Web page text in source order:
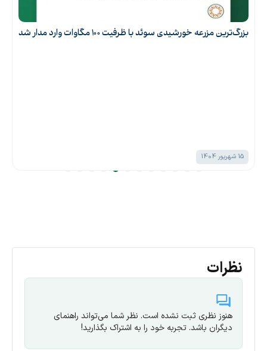
بزرگ‌ترین مزرعه خورشیدی سوئد با ظرفیت ۱۰۰ مگاوات وارد مدار شد
15 شهریور 1404
نظرات
هنوز نظری ثبت نشده است. نظر شما می‌تواند راهنمای
دیگران باشد. تجربه خود را به اشتراک بگذارید!